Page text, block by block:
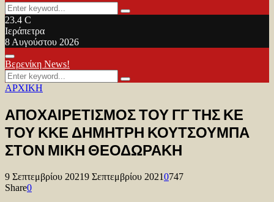
Search
for:
Search
23.4 C
Ιεράπετρα
8 Αυγούστου 2026
Facebook
Twitter
Youtube
Primary
Menu
Βερενίκη News!
Search
for:
Search
ΑΡΧΙΚΗ
ΑΠΟΧΑΙΡΕΤΙΣΜΟΣ ΤΟΥ ΓΓ ΤΗΣ ΚΕ
ΤΟΥ ΚΚΕ ΔΗΜΗΤΡΗ ΚΟΥΤΣΟΥΜΠΑ
ΣΤΟΝ ΜΙΚΗ ΘΕΟΔΩΡΑΚΗ
9 Σεπτεμβρίου 20219 Σεπτεμβρίου 20210747
Share0